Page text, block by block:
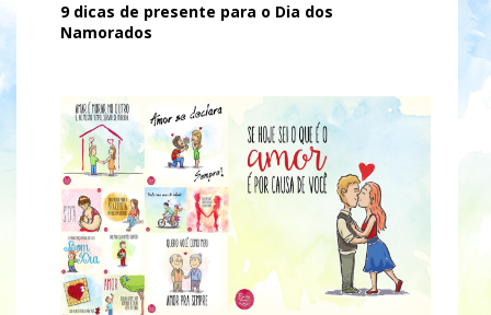
9 dicas de presente para o Dia dos
Namorados